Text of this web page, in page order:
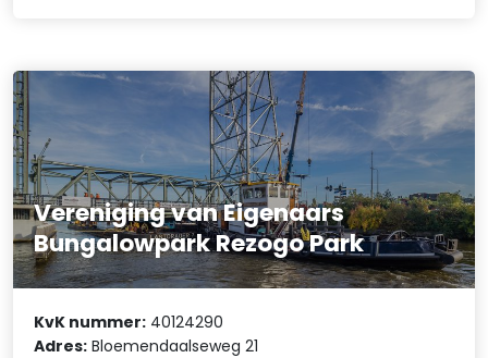
Vereniging van Eigenaars
Bungalowpark Rezogo Park
KvK nummer: 40124290
Adres: Bloemendaalseweg 21